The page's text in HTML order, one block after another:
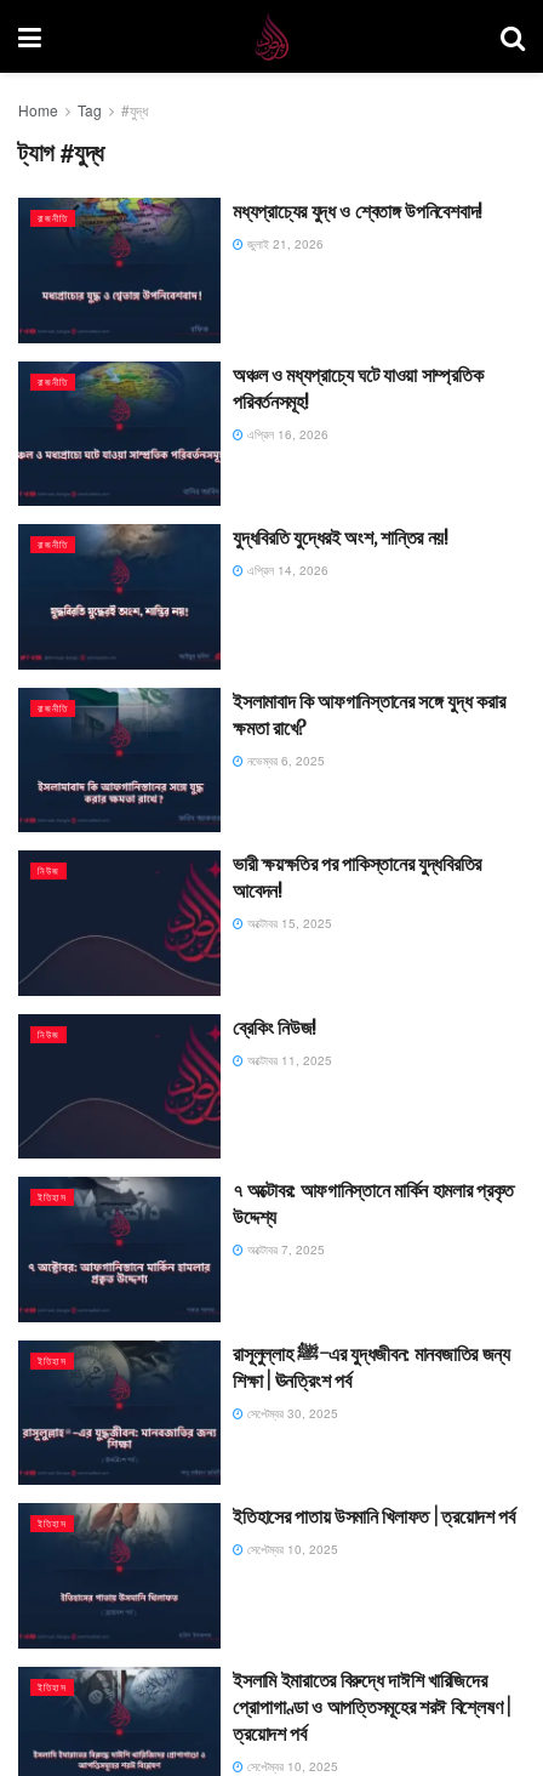
Home Tag #যুদ্ধ
ট্যাগ#যুদ্ধ
রাজনীতি মধ্যপ্রাচ্যের যুদ্ধ ও শ্বেতাঙ্গ উপনিবেশবাদ!
জুলাই 21, 2026
রাজনীতি
অঞ্চল ও মধ্যপ্রাচ্যে ঘটে যাওয়া সাম্প্রতিক
পরিবর্তনসমূহ!
এপ্রিল 16, 2026
রাজনীতি যুদ্ধবিরতি যুদ্ধেরই অংশ, শান্তির নয়!
এপ্রিল 14, 2026
রাজনীতি
ইসলামাবাদ কি আফগানিস্তানের সঙ্গে যুদ্ধ করার
ক্ষমতা রাখে?
নভেম্বর 6, 2025
নিউজ
ভারী ক্ষয়ক্ষতির পর পাকিস্তানের যুদ্ধবিরতির
আবেদন!
অক্টোবর 15, 2025
নিউজ ব্রেকিং নিউজ!
অক্টোবর 11, 2025
ইতিহাস
৭ অক্টোবর: আফগানিস্তানে মার্কিন হামলার প্রকৃত
উদ্দেশ্য
অক্টোবর 7, 2025
ইতিহাস
রাসূলুল্লাহ ﷺ–এর যুদ্ধজীবন: মানবজাতির জন্য
শিক্ষা | ঊনত্রিংশ পর্ব
সেপ্টেম্বর 30, 2025
ইতিহাস ইতিহাসের পাতায় উসমানি খিলাফত | ত্রয়োদশ পর্ব
সেপ্টেম্বর 10, 2025
ইতিহাস
ইসলামি ইমারাতের বিরুদ্ধে দাঈশি খারিজিদের
প্রোপাগাণ্ডা ও আপত্তিসমূহের শরঈ বিশ্লেষণ |
ত্রয়োদশ পর্ব
সেপ্টেম্বর 10, 2025